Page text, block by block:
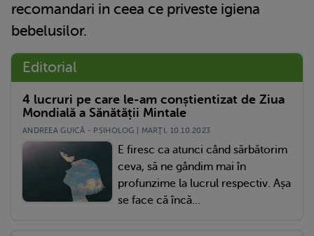
recomandari in ceea ce priveste igiena
bebelusilor.
Editorial
4 lucruri pe care le-am conștientizat de Ziua
Mondială a Sănătății Mintale
ANDREEA GUICĂ - PSIHOLOG | MARŢI, 10.10.2023
E firesc ca atunci când sărbătorim
ceva, să ne gândim mai în
profunzime la lucrul respectiv. Așa
se face că încă...